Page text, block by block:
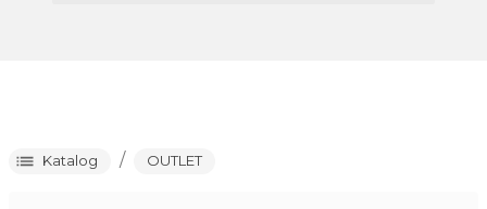
Katalog / OUTLET